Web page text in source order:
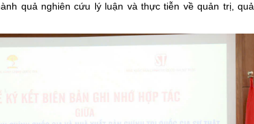
quả nghiên cứu lý luận và thực tiễn về quản trị,